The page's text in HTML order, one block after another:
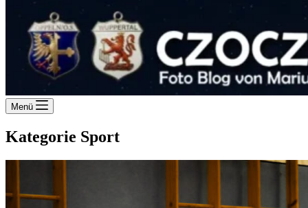
Menü
Kategorie Sport